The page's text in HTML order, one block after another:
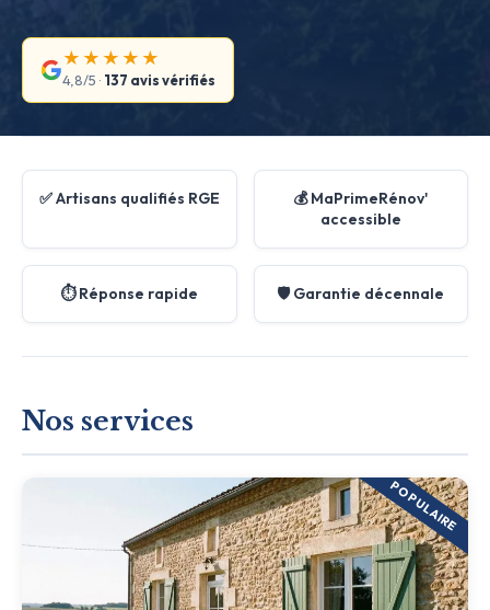
★★★★★
4,8/5 · 137 avis vérifiés
✅ Artisans qualifiés RGE
💰 MaPrimeRénov'
accessible
⏱️ Réponse rapide 🛡️ Garantie décennale
Nos services
POPULAIRE